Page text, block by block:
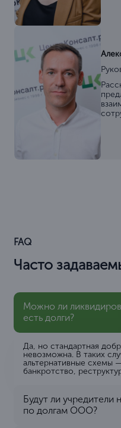
FAQ
Часто
Можно ли
есть долги?
Да, но стандартная
невозможна. В таких
альтернативные схемы
банкротство,
Будут ли учредители
по долгам ООО?